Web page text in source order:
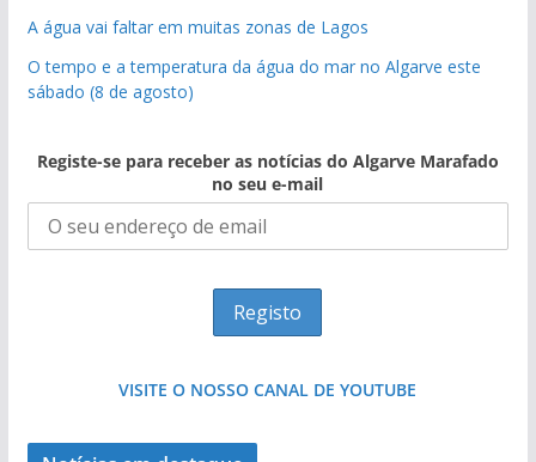
A água vai faltar em muitas zonas de Lagos
O tempo e a temperatura da água do mar no Algarve este
sábado (8 de agosto)
Registe-se para receber as notícias do Algarve Marafado
no seu e-mail
VISITE O NOSSO CANAL DE YOUTUBE